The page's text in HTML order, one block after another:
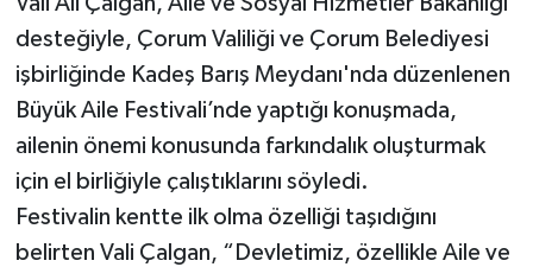
desteğiyle, Çorum Valiliği ve Çorum Belediyesi
işbirliğinde Kadeş Barış Meydanı'nda düzenlenen
Büyük Aile Festivali’nde yaptığı konuşmada,
ailenin önemi konusunda farkındalık oluşturmak
için el birliğiyle çalıştıklarını söyledi.
Festivalin kentte ilk olma özelliği taşıdığını
belirten Vali Çalgan, “Devletimiz, özellikle Aile ve
Sungurlu
Uğurludağ
Sağlık